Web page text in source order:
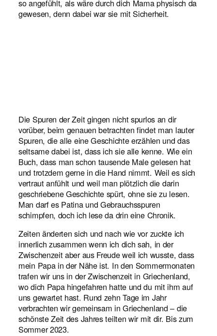
so angefühlt, als wäre durch dich Mama physisch da
gewesen, denn dabei war sie mit Sicherheit.
Die Spuren der Zeit gingen nicht spurlos an dir
vorüber, beim genauen betrachten findet man lauter
Spuren, die alle eine Geschichte erzählen und das
seltsame dabei ist, dass ich sie alle kenne. Wie ein
Buch, dass man schon tausende Male gelesen hat
und trotzdem gerne in die Hand nimmt. Weil es sich
vertraut anfühlt und weil man plötzlich die darin
geschriebene Geschichte spürt, ohne sie zu lesen.
Man darf es Patina und Gebrauchsspuren
schimpfen, doch ich lese da drin eine Chronik.
Zeiten änderten sich und nach wie vor zuckte ich
innerlich zusammen wenn ich dich sah, in der
Zwischenzeit aber aus Freude weil ich wusste, dass
mein Papa in der Nähe ist. In den Sommermonaten
trafen wir uns in der Zwischenzeit in Griechenland,
wo dich Papa hingefahren hatte und du mit ihm auf
uns gewartet hast. Rund zehn Tage im Jahr
verbrachten wir gemeinsam in Griechenland – die
schönste Zeit des Jahres teilten wir mit dir. Bis zum
Sommer 2023.